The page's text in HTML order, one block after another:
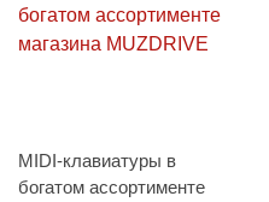
MIDI-клавиатуры в
богатом ассортименте